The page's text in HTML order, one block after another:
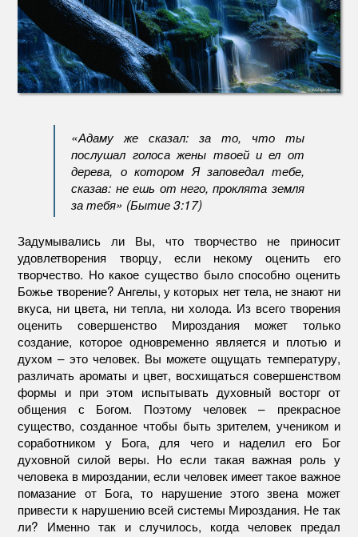
«Адаму же сказал: за то, что ты
послушал голоса жены твоей и ел от
дерева, о котором Я заповедал тебе,
сказав: не ешь от него, проклята земля
за тебя» (Бытие 3:17)
Задумывались ли Вы, что творчество не приносит
удовлетворения творцу, если некому оценить его
творчество. Но какое существо было способно оценить
Божье творение? Ангелы, у которых нет тела, не знают ни
вкуса, ни цвета, ни тепла, ни холода. Из всего творения
оценить совершенство Мироздания может только
создание, которое одновременно является и плотью и
духом – это человек. Вы можете ощущать температуру,
различать ароматы и цвет, восхищаться совершенством
формы и при этом испытывать духовный восторг от
общения с Богом. Поэтому человек – прекрасное
существо, созданное чтобы быть зрителем, учеником и
соработником у Бога, для чего и наделил его Бог
духовной силой веры. Но если такая важная роль у
человека в мироздании, если человек имеет такое важное
помазание от Бога, то нарушение этого звена может
привести к нарушению всей системы Мироздания. Не так
ли? Именно так и случилось, когда человек предал